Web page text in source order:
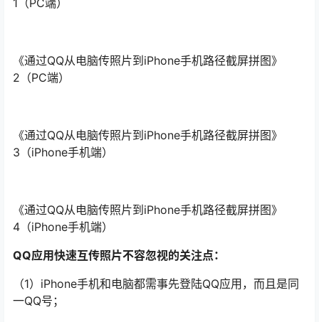
《通过QQ从电脑传照片到iPhone手机路径截屏拼图》
2（PC端）
《通过QQ从电脑传照片到iPhone手机路径截屏拼图》
3（iPhone手机端）
《通过QQ从电脑传照片到iPhone手机路径截屏拼图》
4（iPhone手机端）
QQ应用快速互传照片不容忽视的关注点：
（1）iPhone手机和电脑都需事先登陆QQ应用，而且是同
一QQ号；